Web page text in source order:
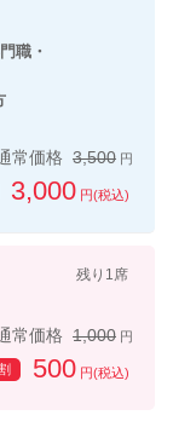
職・
常価格 3,500 円
3,000 円(税込)
残り1席
常価格 1,000 円
500 円(税込)